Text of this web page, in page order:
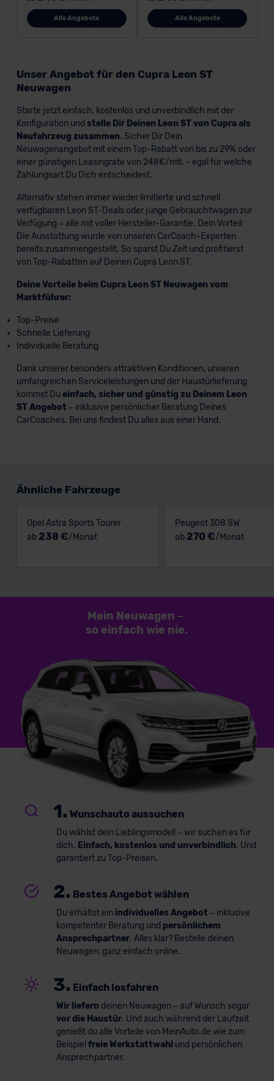
Alle Angebote Alle Angebote
Unser Angebot für den Cupra Leon ST
Neuwagen
Starte jetzt einfach, kostenlos und unverbindlich mit der
Konfiguration und stelle Dir Deinen Leon ST von Cupra als
Neufahrzeug zusammen. Sicher Dir Dein
Neuwagenangebot mit einem Top-Rabatt von bis zu 29% oder
einer günstigen Leasingrate von 248€/mtl. - egal für welche
Zahlungsart Du Dich entscheidest.
Alternativ stehen immer wieder limitierte und schnell
verfügbaren Leon ST-Deals oder junge Gebrauchtwagen zur
Verfügung – alle mit voller Hersteller-Garantie. Dein Vorteil:
Die Ausstattung wurde von unseren CarCoach-Experten
bereits zusammengestellt. So sparst Du Zeit und profitierst
von Top-Rabatten auf Deinen Cupra Leon ST.
Deine Vorteile beim Cupra Leon ST Neuwagen vom
Marktführer:
Top-Preise
Schnelle Lieferung
Individuelle Beratung
Dank unserer besonders attraktiven Konditionen, unseren
umfangreichen Serviceleistungen und der Haustürlieferung
kommst Du einfach, sicher und günstig zu Deinem Leon
ST Angebot – inklusive persönlicher Beratung Deines
CarCoaches. Bei uns findest Du alles aus einer Hand.
Ähnliche Fahrzeuge
Opel Astra Sports Tourer
ab 238 €/Monat
Peugeot 308 SW
ab 270 €/Monat
Mein Neuwagen –
so einfach wie nie.
1. Wunschauto aussuchen
Du wählst dein Lieblingsmodell – wir suchen es für
dich. Einfach, kostenlos und unverbindlich. Und
garantiert zu Top-Preisen.
2. Bestes Angebot wählen
Du erhältst ein individuelles Angebot – inklusive
kompetenter Beratung und persönlichem
Ansprechpartner. Alles klar? Bestelle deinen
Neuwagen, ganz einfach online.
3. Einfach losfahren
Wir liefern deinen Neuwagen – auf Wunsch sogar
vor die Haustür. Und auch während der Laufzeit
genießt du alle Vorteile von MeinAuto.de wie zum
Beispiel freie Werkstattwahl und persönlichen
Ansprechpartner.